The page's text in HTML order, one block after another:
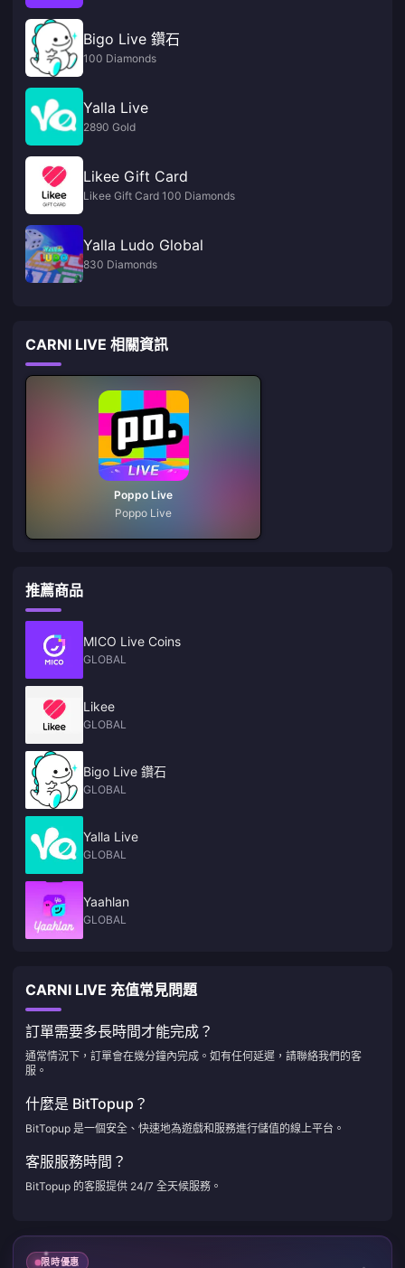
Bigo Live 鑽石
100 Diamonds
Yalla Live
2890 Gold
Likee Gift Card
Likee Gift Card 100 Diamonds
Yalla Ludo Global
830 Diamonds
CARNI LIVE 相關資訊
Poppo Live
Poppo Live
推薦商品
MICO Live Coins
GLOBAL
Likee
GLOBAL
Bigo Live 鑽石
GLOBAL
Yalla Live
GLOBAL
Yaahlan
GLOBAL
CARNI LIVE 充值常見問題
訂單需要多長時間才能完成？
通常情況下，訂單會在幾分鐘內完成。如有任何延遲，請聯絡我們的客
服。
什麼是 BitTopup？
BitTopup 是一個安全、快速地為遊戲和服務進行儲值的線上平台。
客服服務時間？
BitTopup 的客服提供 24/7 全天候服務。
限時優惠